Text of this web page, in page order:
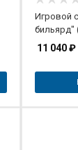
Игровой
бильярд"
11 040₽